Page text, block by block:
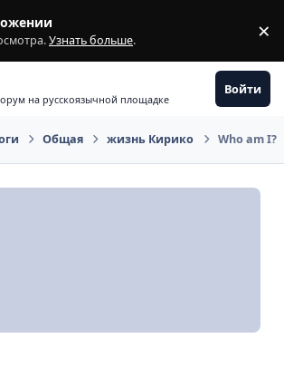
Узнать больше. ×
на русскоязычной площадке
Войти
Общая жизнь Кирико Who am I?